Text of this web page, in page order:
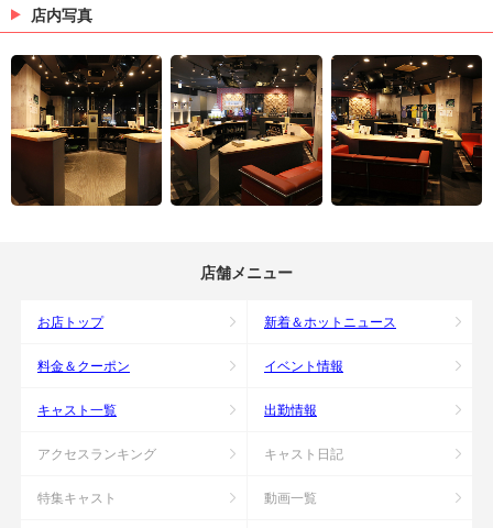
店内写真
店舗メニュー
お店トップ 新着＆ホットニュース
料金＆クーポン イベント情報
キャスト一覧 出勤情報
アクセスランキング キャスト日記
特集キャスト 動画一覧